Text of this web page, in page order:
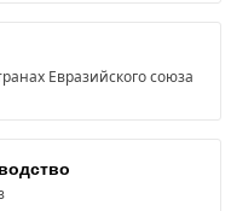
Евразийского союза